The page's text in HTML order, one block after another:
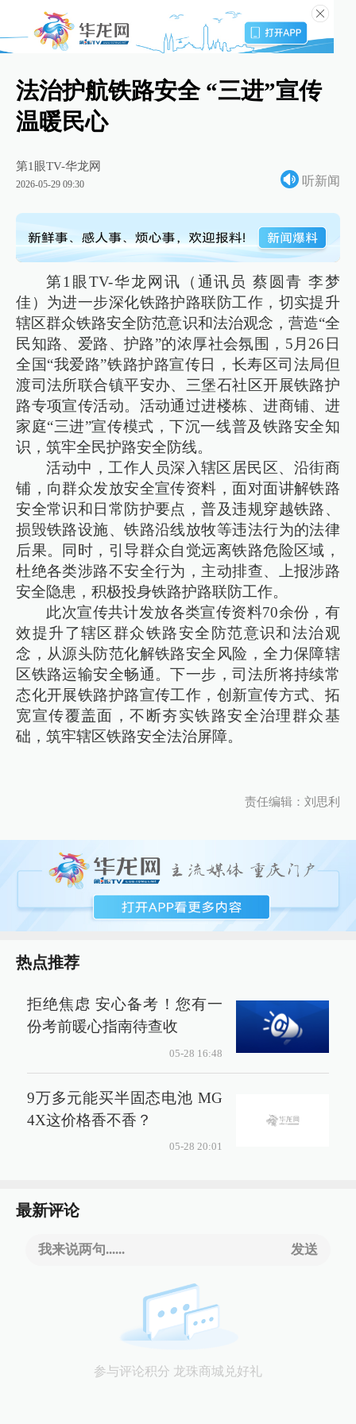
法治护航铁路安全 “三进”宣传
温暖民心
第1眼TV-华龙网
2026-05-29 09:30 听新闻
第1眼TV-华龙网讯（通讯员 蔡圆青 李梦
佳）为进一步深化铁路护路联防工作，切实提升
辖区群众铁路安全防范意识和法治观念，营造“全
民知路、爱路、护路”的浓厚社会氛围，5月26日
全国“我爱路”铁路护路宣传日，长寿区司法局但
渡司法所联合镇平安办、三堡石社区开展铁路护
路专项宣传活动。活动通过进楼栋、进商铺、进
家庭“三进”宣传模式，下沉一线普及铁路安全知
识，筑牢全民护路安全防线。
活动中，工作人员深入辖区居民区、沿街商
铺，向群众发放安全宣传资料，面对面讲解铁路
安全常识和日常防护要点，普及违规穿越铁路、
损毁铁路设施、铁路沿线放牧等违法行为的法律
后果。同时，引导群众自觉远离铁路危险区域，
杜绝各类涉路不安全行为，主动排查、上报涉路
安全隐患，积极投身铁路护路联防工作。
此次宣传共计发放各类宣传资料70余份，有
效提升了辖区群众铁路安全防范意识和法治观
念，从源头防范化解铁路安全风险，全力保障辖
区铁路运输安全畅通。下一步，司法所将持续常
态化开展铁路护路宣传工作，创新宣传方式、拓
宽宣传覆盖面，不断夯实铁路安全治理群众基
础，筑牢辖区铁路安全法治屏障。
责任编辑：刘思利
热点推荐
拒绝焦虑 安心备考！您有一
份考前暖心指南待查收
05-28 16:48
9万多元能买半固态电池 MG
4X这价格香不香？
05-28 20:01
最新评论
我来说两句...... 发送
参与评论积分 龙珠商城兑好礼